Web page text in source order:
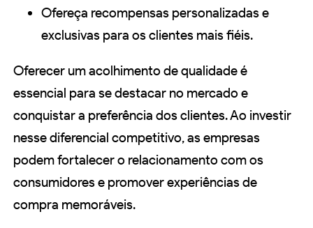
Ofereça recompensas personalizadas e
exclusivas para os clientes mais fiéis.
Oferecer um acolhimento de qualidade é
essencial para se destacar no mercado e
conquistar a preferência dos clientes. Ao investir
nesse diferencial competitivo, as empresas
podem fortalecer o relacionamento com os
consumidores e promover experiências de
compra memoráveis.